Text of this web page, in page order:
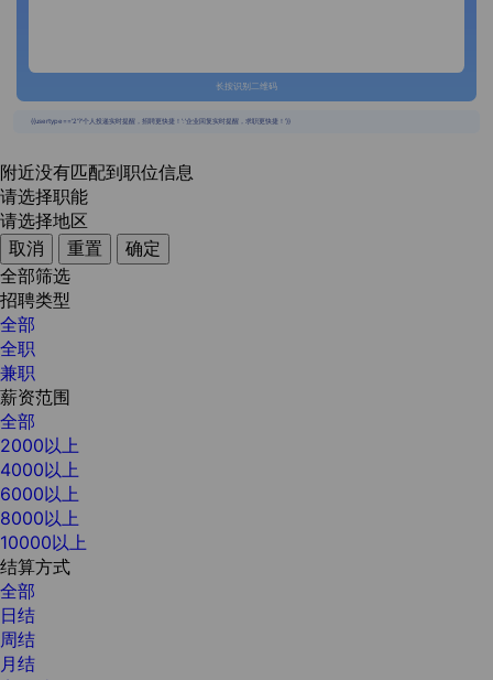
长按识别二维码
{{usertype=='2'?'个人投递实时提醒，招聘更快捷！':'企业回复实时提醒，求职更快捷！'}}
附近没有匹配到职位信息
请选择职能
请选择地区
取消
重置
确定
全部筛选
招聘类型
全部
全职
兼职
薪资范围
全部
2000以上
4000以上
6000以上
8000以上
10000以上
结算方式
全部
日结
周结
月结